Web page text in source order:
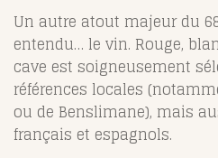
Un autre atout majeur du
entendu… le vin. Rouge,
cave est soigneusement
références locales
ou de Benslimane), mais
français et espagnols.